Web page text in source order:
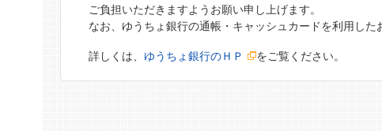
ご負担いただきますようお願い申し上げます。
なお、ゆうちょ銀行の通帳・キャッシュカードを利用した
詳しくは、 ゆうちょ銀行のＨＰ をご覧ください。